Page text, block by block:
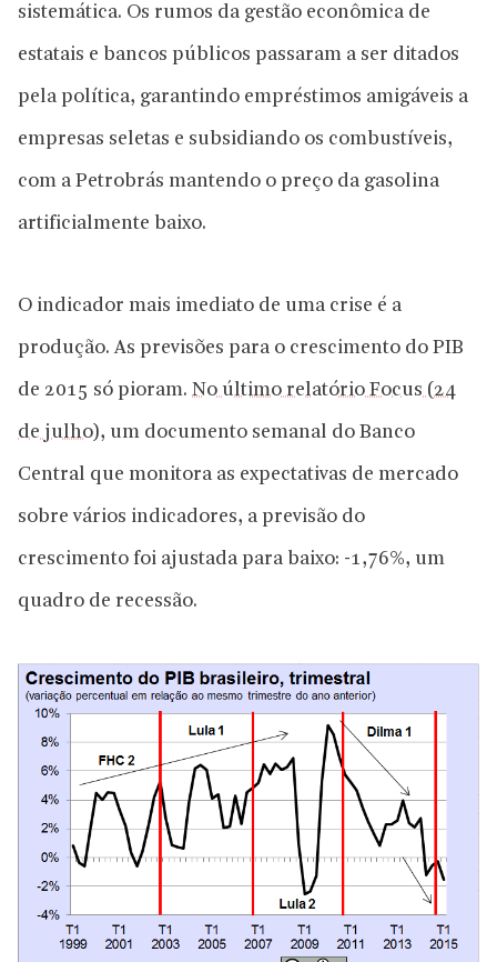
sistemática. Os rumos da gestão econômica de
estatais e bancos públicos passaram a ser ditados
pela política, garantindo empréstimos amigáveis a
empresas seletas e subsidiando os combustíveis,
com a Petrobrás mantendo o preço da gasolina
artificialmente baixo.
O indicador mais imediato de uma crise é a
produção. As previsões para o crescimento do PIB
de 2015 só pioram. No último relatório Focus (24
de julho), um documento semanal do Banco
Central que monitora as expectativas de mercado
sobre vários indicadores, a previsão do
crescimento foi ajustada para baixo: -1,76%, um
quadro de recessão.